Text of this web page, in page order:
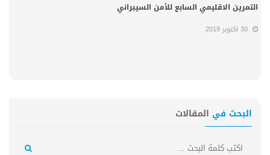
التمرين الاقليمي السابع للأمن السيبراني
30 اكتوبر 2019
البحث في المقالات